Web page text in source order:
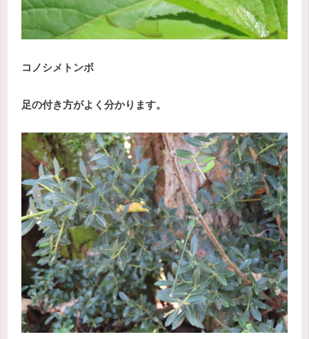
コノシメトンボ
足の付き方がよく分かります。